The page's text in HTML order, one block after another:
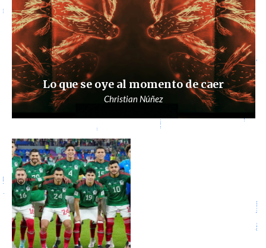
Lo que se oye al momento de caer
Christian Núñez